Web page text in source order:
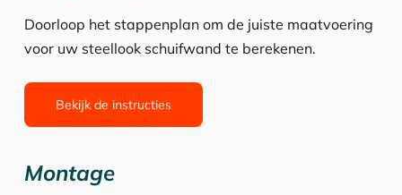
Doorloop het stappenplan om de juiste maatvoering
voor uw steellook schuifwand te berekenen.
Bekijk de instructies
Montage